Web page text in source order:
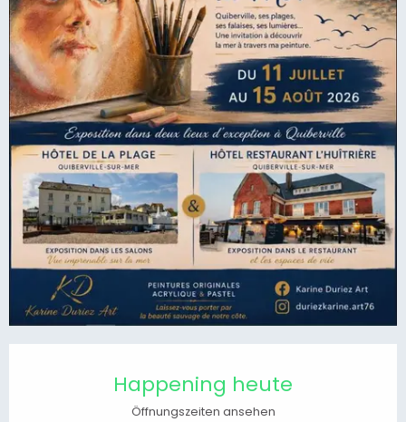
Happening heute
Öffnungszeiten ansehen